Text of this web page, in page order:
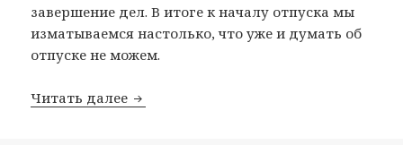
завершение дел. В итоге к началу отпуска мы
изматываемся настолько, что уже и думать об
отпуске не можем.
Читать далее Чек-лист дел перед отъездом в